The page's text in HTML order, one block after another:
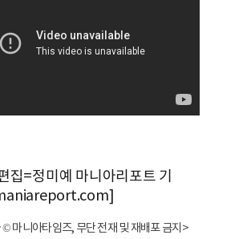
집=정미예 마니아리포트 기
마니아타임즈, 무단 전재 및 재배포 금지>